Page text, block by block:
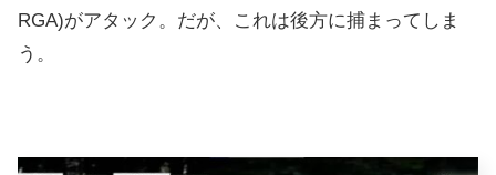
RGA)がアタック。だが、これは後方に捕まってしま
う。